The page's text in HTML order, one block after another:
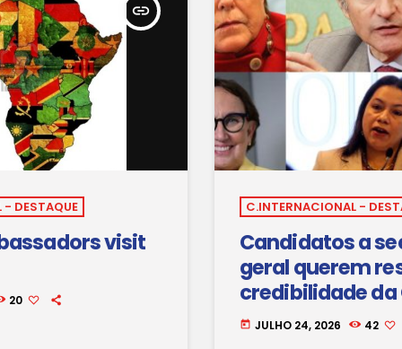
insert_link
- DESTAQUE
visit
20
C.INTERNACIONAL -
Candidatos a
geral querem
credibilidade da
today JULHO 24, 2026 42